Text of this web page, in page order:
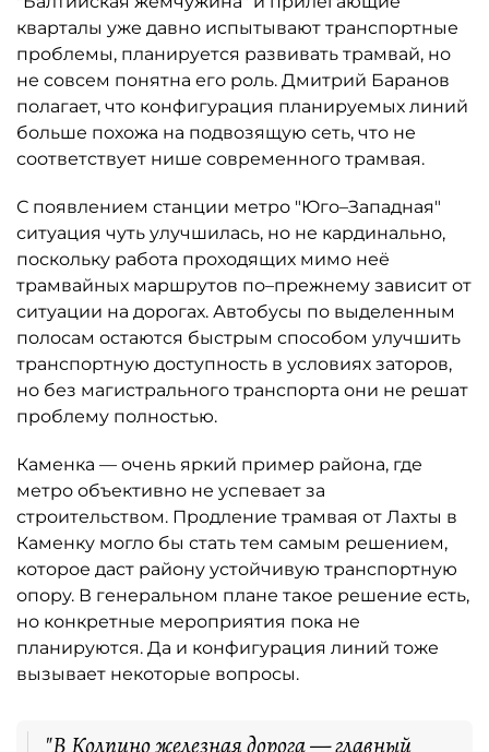
кварталы уже давно испытывают транспортные
проблемы, планируется развивать трамвай, но
не совсем понятна его роль. Дмитрий Баранов
полагает, что конфигурация планируемых линий
больше похожа на подвозящую сеть, что не
соответствует нише современного трамвая.
С появлением станции метро "Юго–Западная"
ситуация чуть улучшилась, но не кардинально,
поскольку работа проходящих мимо неё
трамвайных маршрутов по–прежнему зависит от
ситуации на дорогах. Автобусы по выделенным
полосам остаются быстрым способом улучшить
транспортную доступность в условиях заторов,
но без магистрального транспорта они не решат
проблему полностью.
Каменка — очень яркий пример района, где
метро объективно не успевает за
строительством. Продление трамвая от Лахты в
Каменку могло бы стать тем самым решением,
которое даст району устойчивую транспортную
опору. В генеральном плане такое решение есть,
но конкретные мероприятия пока не
планируются. Да и конфигурация линий тоже
вызывает некоторые вопросы.
"В Колпино железная дорога — главный